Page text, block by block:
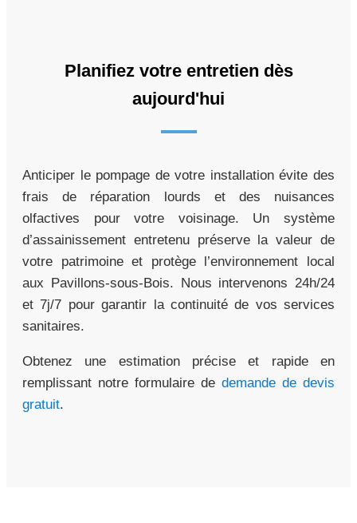
Planifiez votre entretien dès
aujourd'hui
Anticiper le pompage de votre installation évite des
frais de réparation lourds et des nuisances
olfactives pour votre voisinage. Un système
d’assainissement entretenu préserve la valeur de
votre patrimoine et protège l’environnement local
aux Pavillons-sous-Bois. Nous intervenons 24h/24
et 7j/7 pour garantir la continuité de vos services
sanitaires.
Obtenez une estimation précise et rapide en
remplissant notre formulaire de demande de devis
gratuit.